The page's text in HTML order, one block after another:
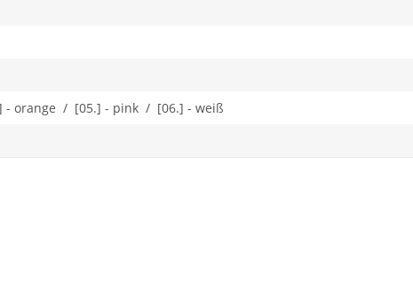
orange / [05.] - pink / [06.] - weiß